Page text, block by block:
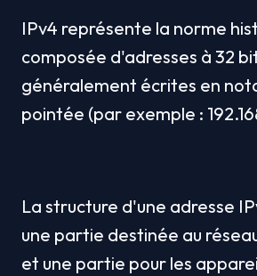
IPv4 représente la norme
composée d'adresses à 32
généralement écrites en
pointée (par exemple :
La structure d'une adresse
une partie destinée au
et une partie pour les